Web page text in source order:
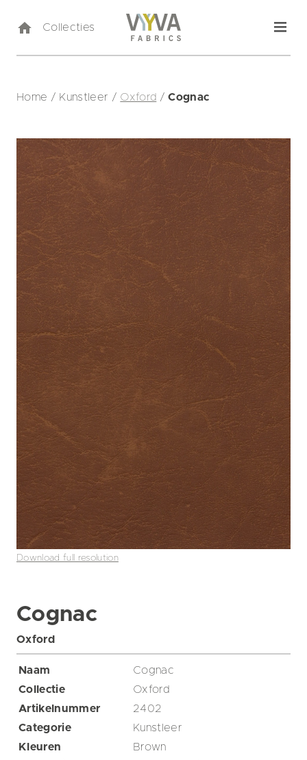
Collecties
Home / Kunstleer / Oxford /Cognac
Download full resolution
Cognac
Oxford
Naam
Cognac
Collectie
Oxford
Artikelnummer
2402
Categorie
Kunstleer
Kleuren
Brown